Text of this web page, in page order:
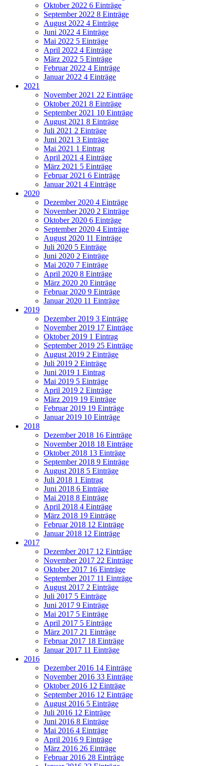
Oktober 2022 6 Einträge
September 2022 8 Einträge
August 2022 4 Einträge
Juni 2022 4 Einträge
Mai 2022 5 Einträge
April 2022 4 Einträge
März 2022 5 Einträge
Februar 2022 4 Einträge
Januar 2022 4 Einträge
2021
November 2021 22 Einträge
Oktober 2021 8 Einträge
September 2021 10 Einträge
August 2021 8 Einträge
Juli 2021 2 Einträge
Juni 2021 3 Einträge
Mai 2021 1 Eintrag
April 2021 4 Einträge
März 2021 5 Einträge
Februar 2021 6 Einträge
Januar 2021 4 Einträge
2020
Dezember 2020 4 Einträge
November 2020 2 Einträge
Oktober 2020 6 Einträge
September 2020 4 Einträge
August 2020 11 Einträge
Juli 2020 5 Einträge
Juni 2020 2 Einträge
Mai 2020 7 Einträge
April 2020 8 Einträge
März 2020 20 Einträge
Februar 2020 9 Einträge
Januar 2020 11 Einträge
2019
Dezember 2019 3 Einträge
November 2019 17 Einträge
Oktober 2019 1 Eintrag
September 2019 25 Einträge
August 2019 2 Einträge
Juli 2019 2 Einträge
Juni 2019 1 Eintrag
Mai 2019 5 Einträge
April 2019 2 Einträge
März 2019 19 Einträge
Februar 2019 19 Einträge
Januar 2019 10 Einträge
2018
Dezember 2018 16 Einträge
November 2018 18 Einträge
Oktober 2018 13 Einträge
September 2018 9 Einträge
August 2018 5 Einträge
Juli 2018 1 Eintrag
Juni 2018 6 Einträge
Mai 2018 8 Einträge
April 2018 4 Einträge
März 2018 19 Einträge
Februar 2018 12 Einträge
Januar 2018 12 Einträge
2017
Dezember 2017 12 Einträge
November 2017 22 Einträge
Oktober 2017 16 Einträge
September 2017 11 Einträge
August 2017 2 Einträge
Juli 2017 5 Einträge
Juni 2017 9 Einträge
Mai 2017 5 Einträge
April 2017 5 Einträge
März 2017 21 Einträge
Februar 2017 18 Einträge
Januar 2017 11 Einträge
2016
Dezember 2016 14 Einträge
November 2016 33 Einträge
Oktober 2016 12 Einträge
September 2016 12 Einträge
August 2016 5 Einträge
Juli 2016 12 Einträge
Juni 2016 8 Einträge
Mai 2016 4 Einträge
April 2016 9 Einträge
März 2016 26 Einträge
Februar 2016 28 Einträge